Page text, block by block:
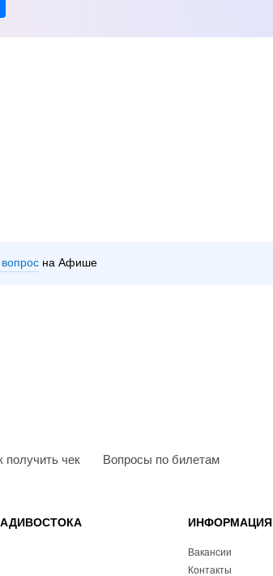
вопрос на Афише
получить чек Вопросы по билетам
ИНФОРМАЦИЯ
Вакансии
Контакты